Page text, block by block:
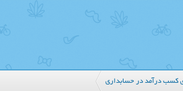
کسب درآمد در حسابداری